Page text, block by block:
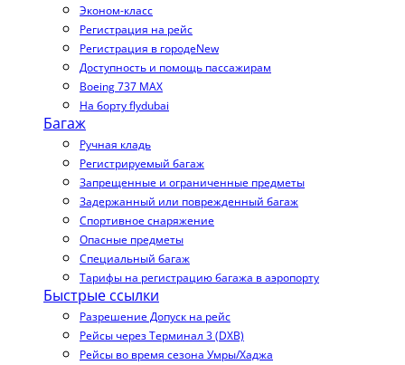
Эконом-класс
Регистрация на рейс
Регистрация в городеNew
Доступность и помощь пассажирам
Boeing 737 MAX
На борту flydubai
Багаж
Ручная кладь
Регистрируемый багаж
Запрещенные и ограниченные предметы
Задержанный или поврежденный багаж
Спортивное снаряжение
Опасные предметы
Специальный багаж
Тарифы на регистрацию багажа в аэропорту
Быстрые ссылки
Разрешение Допуск на рейс
Рейсы через Терминал 3 (DXB)
Рейсы во время сезона Умры/Хаджа